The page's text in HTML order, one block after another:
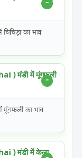
का भाव
) मंडी में मूंगफली
का भाव
) मंडी में केला